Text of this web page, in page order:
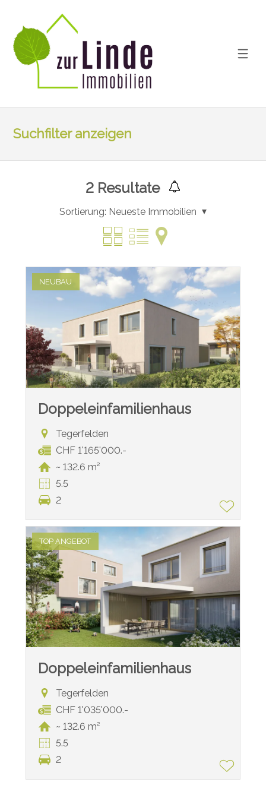
Suchfilter anzeigen
2Resultate
Sortierung: Neueste Immobilien
NEUBAU
Doppeleinfamilienhaus
Tegerfelden
CHF 1'165'000.-
~ 132.6 m²
5.5
2
TOP ANGEBOT
Doppeleinfamilienhaus
Tegerfelden
CHF 1'035'000.-
~ 132.6 m²
5.5
2